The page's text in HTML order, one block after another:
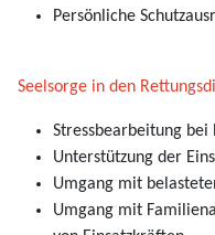
Persönliche
Seelsorge in den
Stressbearbeitung bei
Unterstützung der
Umgang mit
Umgang mit